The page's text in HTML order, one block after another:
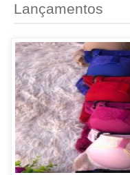
Lançamentos